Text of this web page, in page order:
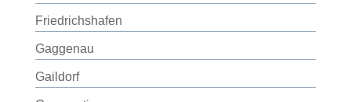
Friedrichshafen
Gaggenau
Gaildorf